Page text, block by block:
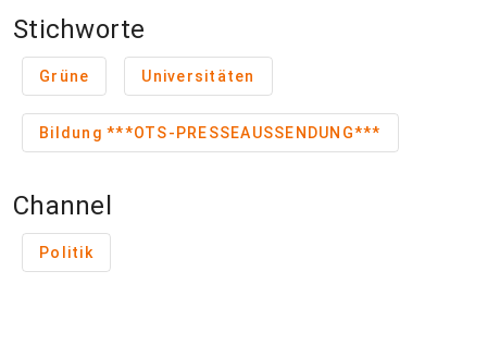
Stichworte
Grüne Universitäten
Bildung ***OTS-PRESSEAUSSENDUNG***
Channel
Politik